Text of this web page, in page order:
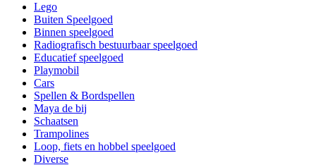
Lego
Buiten Speelgoed
Binnen speelgoed
Radiografisch bestuurbaar speelgoed
Educatief speelgoed
Playmobil
Cars
Spellen & Bordspellen
Maya de bij
Schaatsen
Trampolines
Loop, fiets en hobbel speelgoed
Diverse